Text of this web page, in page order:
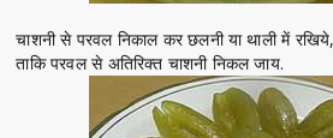
चाशनी से परवल निकाल कर छलनी या थाली में
ताकि परवल से अतिरिक्त चाशनी निकल जाय.